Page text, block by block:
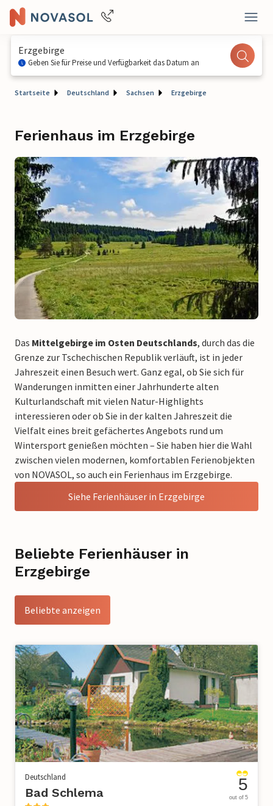
Erzgebirge
Geben Sie für Preise und Verfügbarkeit das Datum an
Startseite Deutschland Sachsen Erzgebirge
Ferienhaus im Erzgebirge
Das Mittelgebirge im Osten Deutschlands, durch das die
Grenze zur Tschechischen Republik verläuft, ist in jeder
Jahreszeit einen Besuch wert. Ganz egal, ob Sie sich für
Wanderungen inmitten einer Jahrhunderte alten
Kulturlandschaft mit vielen Natur-Highlights
interessieren oder ob Sie in der kalten Jahreszeit die
Vielfalt eines breit gefächertes Angebots rund um
Wintersport genießen möchten – Sie haben hier die Wahl
zwischen vielen modernen, komfortablen Ferienobjekten
von NOVASOL, so auch ein Ferienhaus im Erzgebirge.
Siehe Ferienhäuser in Erzgebirge
Beliebte Ferienhäuser in
Erzgebirge
Beliebte anzeigen
Deutschland
Bad Schlema 5
out of 5